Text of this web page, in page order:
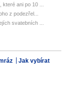
ani po 10 ...
z podezřel...
svatebních ...
Jak vybírat